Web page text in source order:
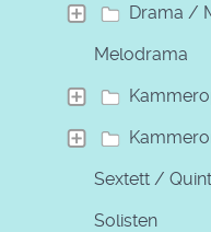
Drama /
Melodrama
Sextett /
Solisten